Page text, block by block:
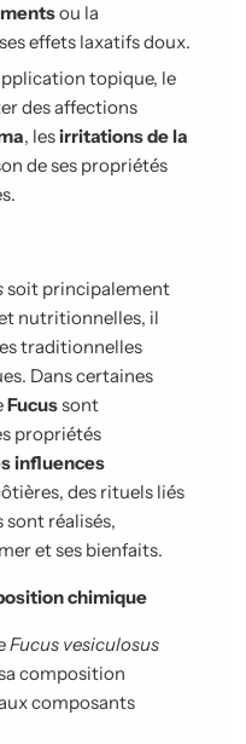
ou la
effets laxatifs doux.
topique, le
des affections
, lesirritations de la
de ses propriétés
soit principalement
nutritionnelles, il
traditionnelles
Dans certaines
Fucussont
propriétés
influences
des rituels liés
sont réalisés,
et ses bienfaits.
chimique
Fucus vesiculosus
composition
composants